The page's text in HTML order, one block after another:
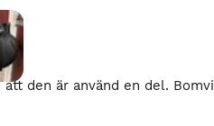
den är använd en del.